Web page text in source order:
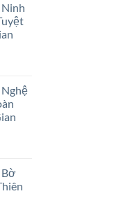
Dán
Tường
Bình
Lựa
Tuyệt
Vời
Gian
Dán
Tường